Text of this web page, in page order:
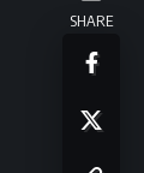
SHARE